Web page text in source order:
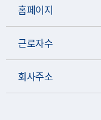
홈페이지
근로자수
회사주소